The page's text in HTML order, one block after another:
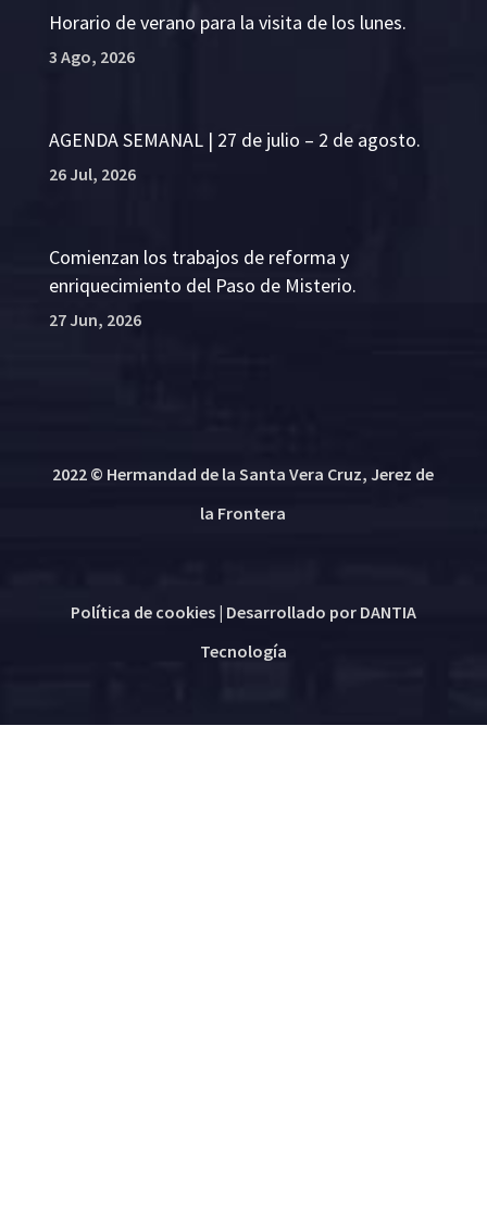
Horario de verano para la visita de los lunes.
3 Ago, 2026
AGENDA SEMANAL | 27 de julio – 2 de agosto.
26 Jul, 2026
Comienzan los trabajos de reforma y
enriquecimiento del Paso de Misterio.
27 Jun, 2026
2022 © Hermandad de la Santa Vera Cruz, Jerez de
la Frontera
Política de cookies| Desarrollado por DANTIA
Tecnología